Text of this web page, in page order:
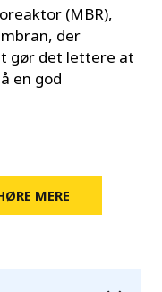
(MBR),
der
gør det lettere at
en god
MERE